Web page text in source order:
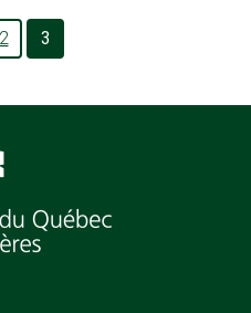
2 3